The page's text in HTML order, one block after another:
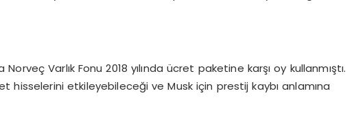
Varlık Fonu 2018 yılında ücret paketine karşı oy kullanmıştı.
hisselerini etkileyebileceği ve Musk için prestij kaybı anlamına